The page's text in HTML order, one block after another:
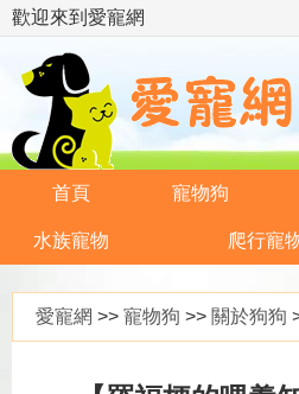
歡迎來到愛寵網
首頁 寵物狗
水族寵物 爬行寵
愛寵網 >> 寵物狗 >> 關於狗狗